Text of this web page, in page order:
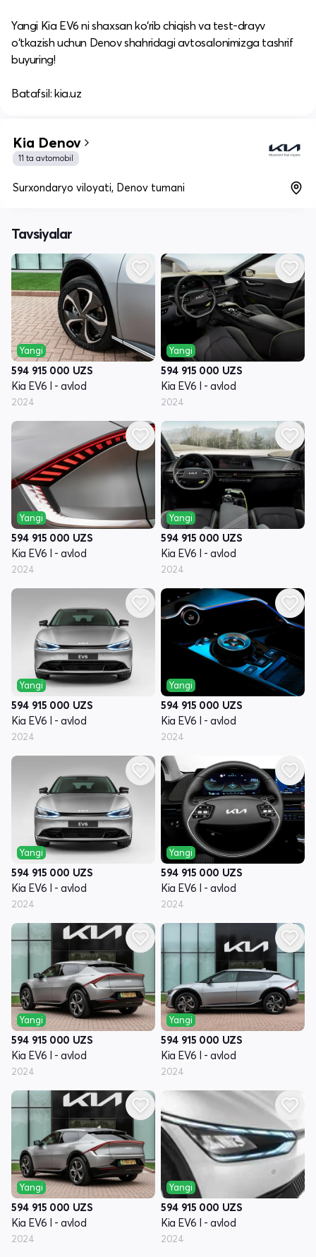
Yangi Kia EV6 ni shaxsan ko‘rib chiqish va test-drayv
o‘tkazish uchun Denov shahridagi avtosalonimizga tashrif
buyuring!​
Batafsil: kia.uz
Kia Denov
11 ta avtomobil
Surxondaryo viloyati, Denov tumani
Tavsiyalar
Yangi
594 915 000 UZS
Kia EV6 I - avlod
2024
Yangi
594 915 000 UZS
Kia EV6 I - avlod
2024
Yangi
594 915 000 UZS
Kia EV6 I - avlod
2024
Yangi
594 915 000 UZS
Kia EV6 I - avlod
2024
Yangi
594 915 000 UZS
Kia EV6 I - avlod
2024
Yangi
594 915 000 UZS
Kia EV6 I - avlod
2024
Yangi
594 915 000 UZS
Kia EV6 I - avlod
2024
Yangi
594 915 000 UZS
Kia EV6 I - avlod
2024
Yangi
594 915 000 UZS
Kia EV6 I - avlod
2024
Yangi
594 915 000 UZS
Kia EV6 I - avlod
2024
Yangi
594 915 000 UZS
Kia EV6 I - avlod
2024
Yangi
594 915 000 UZS
Kia EV6 I - avlod
2024